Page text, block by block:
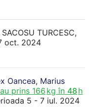
SACOSU TURCESC,
oct. 2024
Oancea, Marius
au prins 166 kg în 48 h
5 - 7 iul. 2024